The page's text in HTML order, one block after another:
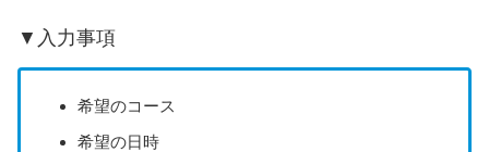
▼入力事項
希望のコース
希望の日時